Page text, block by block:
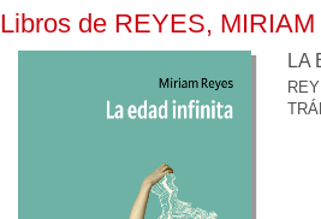
Libros de REYES, MIRIAM
LA